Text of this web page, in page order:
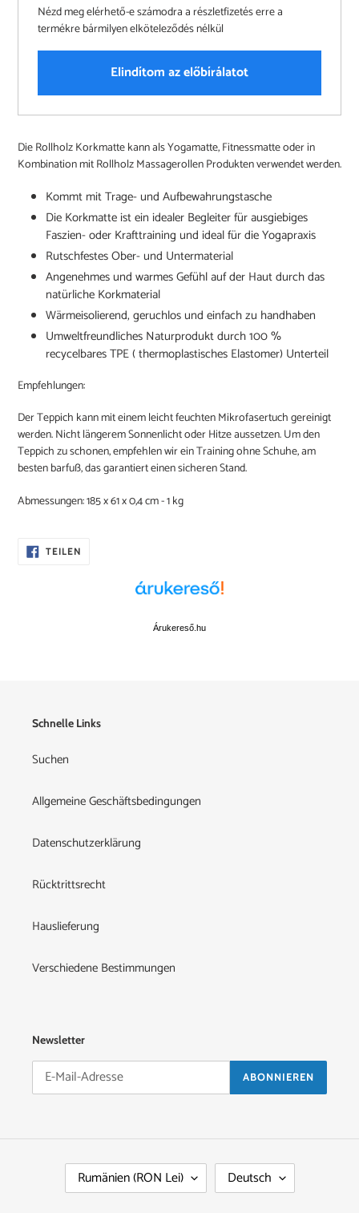
Nézd meg elérhető-e számodra a részletfizetés erre a
termékre bármilyen elköteleződés nélkül
Elindítom az előbírálatot
wird
zum
hinzugefügt
Die Rollholz Korkmatte kann als Yogamatte, Fitnessmatte oder in
Kombination mit Rollholz Massagerollen Produkten verwendet werden.
Kommt mit Trage- und Aufbewahrungstasche
Die Korkmatte ist ein idealer Begleiter für ausgiebiges
Faszien- oder Krafttraining und ideal für die Yogapraxis
Rutschfestes Ober- und Untermaterial
Angenehmes und warmes Gefühl auf der Haut durch das
natürliche Korkmaterial
Wärmeisolierend, geruchlos und einfach zu handhaben
Umweltfreundliches Naturprodukt durch 100 %
recycelbares TPE (thermoplastisches Elastomer) Unterteil
Empfehlungen:
Der Teppich kann mit einem leicht feuchten Mikrofasertuch gereinigt
werden. Nicht längerem Sonnenlicht oder Hitze aussetzen. Um den
Teppich zu schonen, empfehlen wir ein Training ohne Schuhe, am
besten barfuß, das garantiert einen sicheren Stand.
Abmessungen:185 x 61 x 0,4 cm - 1 kg
TEILENAUF
FACEBOOK
Árukereső.hu
Schnelle Links
Suchen
Allgemeine Geschäftsbedingungen
Datenschutzerklärung
Rücktrittsrecht
Hauslieferung
Verschiedene Bestimmungen
Newsletter
ABONNIEREN
Rumänien (RON Lei) Deutsch